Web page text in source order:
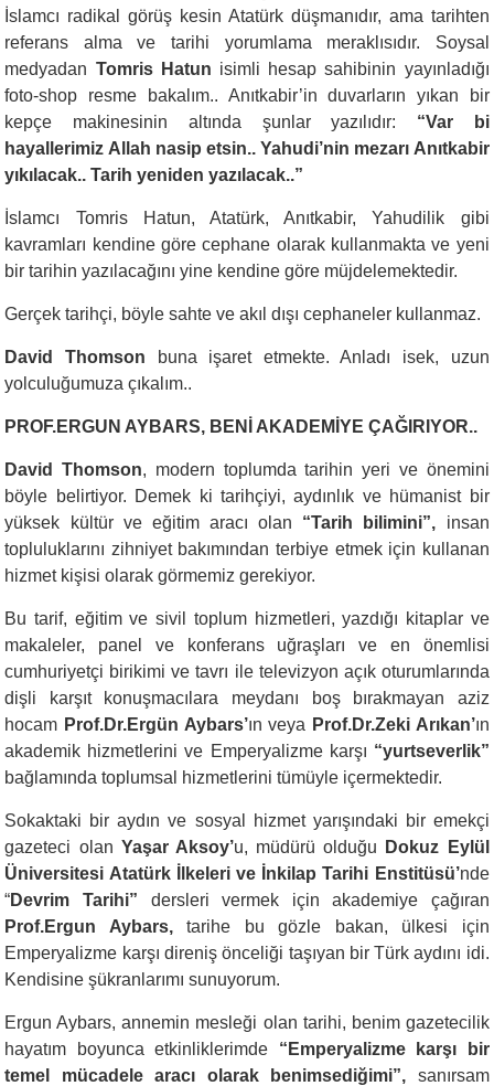
İslamcı radikal görüş kesin Atatürk düşmanıdır, ama tarihten
referans alma ve tarihi yorumlama meraklısıdır. Soysal
medyadan Tomris Hatun isimli hesap sahibinin yayınladığı
foto-shop resme bakalım.. Anıtkabir’in duvarların yıkan bir
kepçe makinesinin altında şunlar yazılıdır: “Var bi
hayallerimiz Allah nasip etsin.. Yahudi’nin mezarı Anıtkabir
yıkılacak.. Tarih yeniden yazılacak..”
İslamcı Tomris Hatun, Atatürk, Anıtkabir, Yahudilik gibi
kavramları kendine göre cephane olarak kullanmakta ve yeni
bir tarihin yazılacağını yine kendine göre müjdelemektedir.
Gerçek tarihçi, böyle sahte ve akıl dışı cephaneler kullanmaz.
David Thomson buna işaret etmekte. Anladı isek, uzun
yolculuğumuza çıkalım..
PROF.ERGUN AYBARS, BENİ AKADEMİYE ÇAĞIRIYOR..
David Thomson, modern toplumda tarihin yeri ve önemini
böyle belirtiyor. Demek ki tarihçiyi, aydınlık ve hümanist bir
yüksek kültür ve eğitim aracı olan “Tarih bilimini”, insan
topluluklarını zihniyet bakımından terbiye etmek için kullanan
hizmet kişisi olarak görmemiz gerekiyor.
Bu tarif, eğitim ve sivil toplum hizmetleri, yazdığı kitaplar ve
makaleler, panel ve konferans uğraşları ve en önemlisi
cumhuriyetçi birikimi ve tavrı ile televizyon açık oturumlarında
dişli karşıt konuşmacılara meydanı boş bırakmayan aziz
hocam Prof.Dr.Ergün Aybars’ın veya Prof.Dr.Zeki Arıkan’ın
akademik hizmetlerini ve Emperyalizme karşı “yurtseverlik”
bağlamında toplumsal hizmetlerini tümüyle içermektedir.
Sokaktaki bir aydın ve sosyal hizmet yarışındaki bir emekçi
gazeteci olan Yaşar Aksoy’u, müdürü olduğu
Dokuz Eylül
Üniversitesi Atatürk İlkeleri ve İnkilap Tarihi Enstitüsü’nde
“Devrim Tarihi” dersleri vermek için akademiye çağıran
Prof.Ergun Aybars,tarihe bu gözle bakan, ülkesi için
Emperyalizme karşı direniş önceliği taşıyan bir Türk aydını idi.
Kendisine şükranlarımı sunuyorum.
Ergun Aybars, annemin mesleği olan tarihi, benim gazetecilik
hayatım boyunca etkinliklerimde “Emperyalizme karşı bir
temel mücadele aracı olarak benimsediğimi”, sanırsam